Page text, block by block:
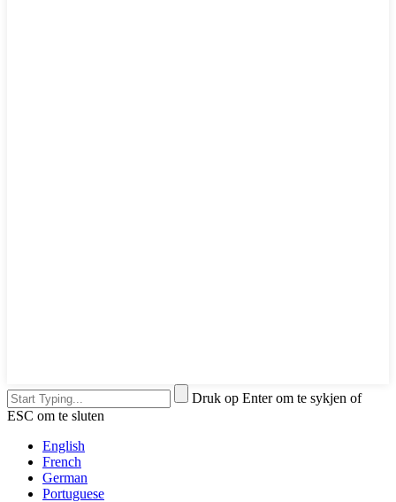
Druk op Enter om te sykjen of
ESC om te sluten
English
French
German
Portuguese